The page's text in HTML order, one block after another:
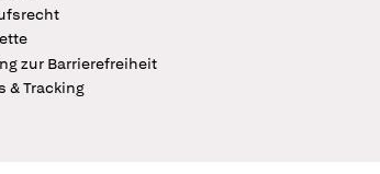
zur Barrierefreiheit
& Tracking